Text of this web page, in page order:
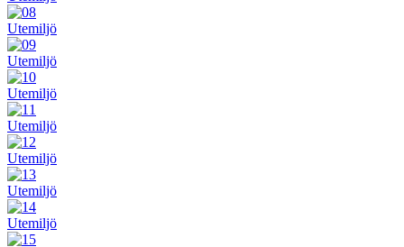
Utemiljö
Utemiljö
Utemiljö
Utemiljö
Utemiljö
Utemiljö
Utemiljö